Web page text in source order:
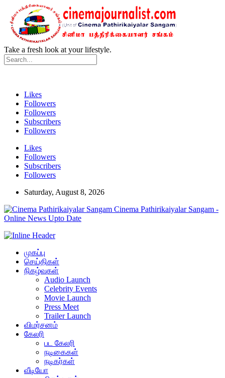
Take a fresh look at your lifestyle.
Likes
Followers
Followers
Subscribers
Followers
Likes
Followers
Subscribers
Followers
Saturday, August 8, 2026
Cinema Pathirikaiyalar Sangam -
Online News Upto Date
முகப்பு
செய்திகள்
நிகழ்வுகள்
Audio Launch
Celebrity Events
Movie Launch
Press Meet
Trailer Launch
விமர்சனம்
கேலரி
பட கேலரி
நடிகைகள்
நடிகர்கள்
வீடியோ